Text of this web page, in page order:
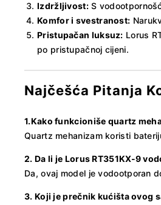
Izdržljivost:S
Komfor i svestranost:
Pristupačan luksuz: Lorus
po pristupačnoj cijeni.
Najčešća Pitanja
1.Kako funkcioniše quartz
Quartz mehanizam koristi
2. Da li je Lorus RT351KX-9
Da, ovaj model je vodootporan
3. Koji je prečnik kućišta ovog